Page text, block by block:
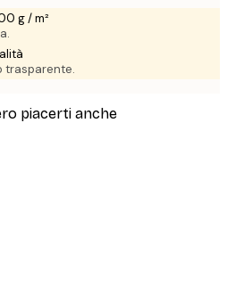
g / m²
trasparente.
piacerti anche